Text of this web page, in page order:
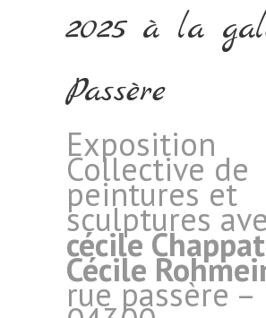
2025 à la
Passère
Exposition
Collective de
peintures et
sculptures
cécile Chappat
Cécile
rue passère –